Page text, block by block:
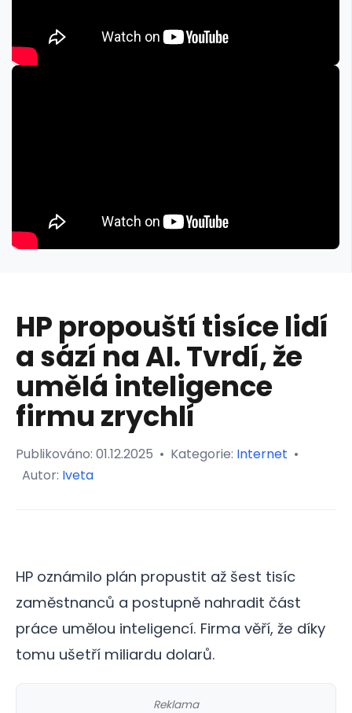
HP propouští tisíce lidí
a sází na AI. Tvrdí, že
umělá inteligence
firmu zrychlí
Publikováno: 01.12.2025 • Kategorie: Internet •
Autor: Iveta
HP oznámilo plán propustit až šest tisíc
zaměstnanců a postupně nahradit část
práce umělou inteligencí. Firma věří, že díky
tomu ušetří miliardu dolarů.
Reklama